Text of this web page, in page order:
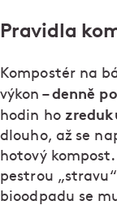
Pravidla
Kompostér na
výkon –denně
hodin ho
dlouho, až se
hotový
pestrou
bioodpadu se